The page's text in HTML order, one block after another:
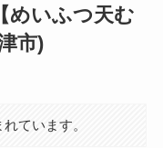
めいふつ天む
市)
ています。